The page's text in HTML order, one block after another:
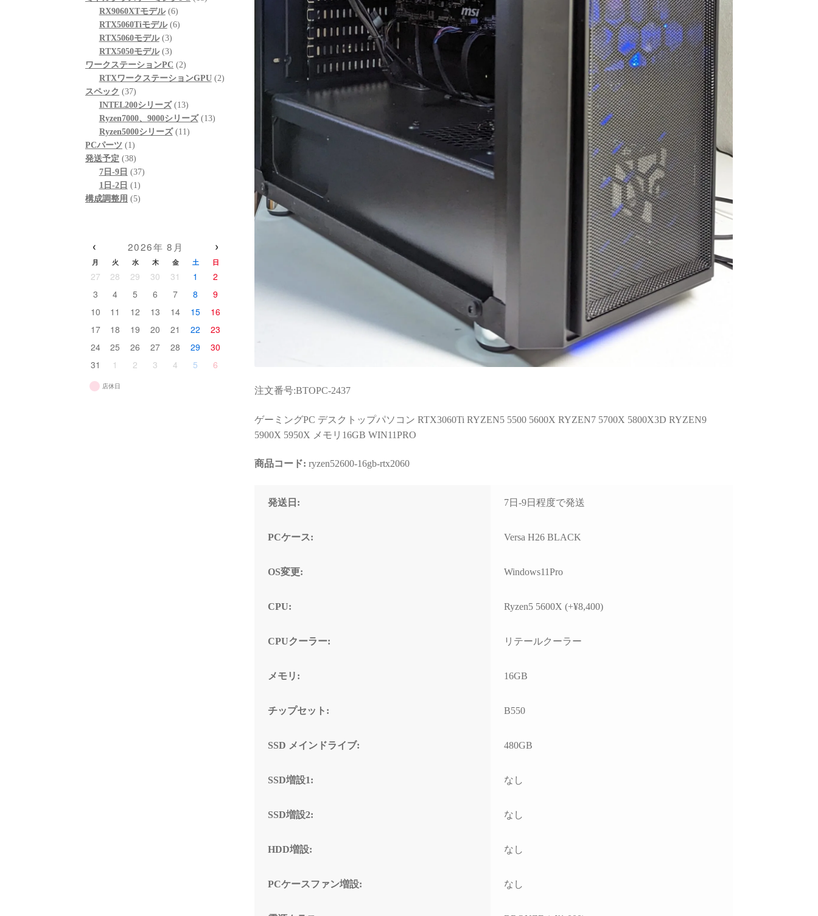
注文番号:BTOPC-2437
ゲーミングPC デスクトップパソコン RTX3060Ti RYZEN5 5500 5600X RYZEN7 5700X 5800X3D RYZEN9
5900X 5950X メモリ16GB WIN11PRO
商品コード: ryzen52600-16gb-rtx2060
発送日: 7日-9日程度で発送
PCケース: Versa H26 BLACK
OS変更: Windows11Pro
CPU: Ryzen5 5600X (+¥8,400)
CPUクーラー: リテールクーラー
メモリ: 16GB
チップセット: B550
SSD メインドライブ: 480GB
SSD増設1: なし
SSD増設2: なし
HDD増設: なし
PCケースファン増設: なし
速対応でした。
症状や再現性、原因の特定
次第によるとは思います
が、修理の過程で判明した
二次的な不具合があったに
も関わらず圧倒的なスピー
ド感で連休に間に合わせて
いただいたことに感謝しか
ありません。
(こちらから急いで欲しいと
のですが、顧客の心境を察
した対応力、そのホスピタ
リティの高さにも感動)
高額なゲーミングPCだから
こそ「売って終わり」では
なく、トラブルで困った時
に本気で寄り添ってくれて
信頼できるお店で買うべき
確かな技術力と顧客に寄り
添った姿勢は、まさにプロ
りでした)
些細な相談でもネットやAI
で調べるより、わかりやす
く的確なアドバイスをいた
た！
は、PC購入を決断するうえ
スペックではないでしょう
か。
おかげで他のショップでPC
（他店で構成を検討・比較
必ずPCBTO専門店さんで購
入させていただきます！
また、外付けHDDケース側
の仕様やメーカー見解、
USB規格の違い、5Gbpsと
10Gbpsの帯域差、HDDの実
効速度、ケーブル品質や相
性の可能性まで、非常に専
門的かつ分かりやすく整理
していただきました。結果
として、PC本体の故障では
なく、特定の外付けHDDケ
ースとUSBポートの組み合
わせによる相性の可能性が
高いことが分かり、安心し
て使用を続けられるように
回丁寧に返信してくださ
り、必要に応じてメーカー
確認の進め方や追加で確認
すべき内容まで案内してい
ただけました。購入後のト
ラブル相談にも真摯に対応
してくださる、非常に信頼
できるショップ様です。
PC本体の構成・価格だけで
PC本体だけを買い替えたい
という人にはオススメで
す。設置やセットアップ、
周辺パーツの購入、電話で
のアフターサービスなどと
にかく一から十までおまか
せしたい人には向かないと
思います。
今後また買い換えることが
あればこちらのお店を利用
したいです。
こちらでのリピ買いやアッ
プグレードされてる方も多
いみたいなので私も次回も
こちらで購入しようと思っ
ています
総合的にとても満足できる
お買い物でした
品
商
品
の
商
品
RX9060XTモデル 66
個
品
RTX5060Tiモデル 66
商
品
RTX5060モデル 33
個
の
商
RTX5050モデル 33
個
の
品
ワークステーションPC 22
個
商
品
RTXワークステーションGPU 22
スペック 3737
個
の
商
品
INTEL200シリーズ 1313
個
の
Ryzen7000、9000シリーズ 1313
Ryzen5000シリーズ 1111
PCパーツ 11
個
の
商
品
発送予定 3838
個
の
商
7日-9日 3737
1日-2日 11
個
構成調整用 55
品
‹ 2026年 8月 ›
月 火 水 木 金 土 日
27 28 29 30 31 1
2
3
4 5 6 7 8
9
10
11 12 13 14 15
16
17
18 19 20 21 22
23
24
25 26 27 28 29
30
31
1 2 3 4 5 6
店休日